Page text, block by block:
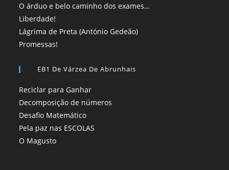
O árduo e belo caminho dos exames…
Liberdade!
Lágrima de Preta (António Gedeão)
Promessas!
EB1 De Várzea De Abrunhais
Reciclar para Ganhar
Decomposição de números
Desafio Matemático
Pela paz nas ESCOLAS
O Magusto